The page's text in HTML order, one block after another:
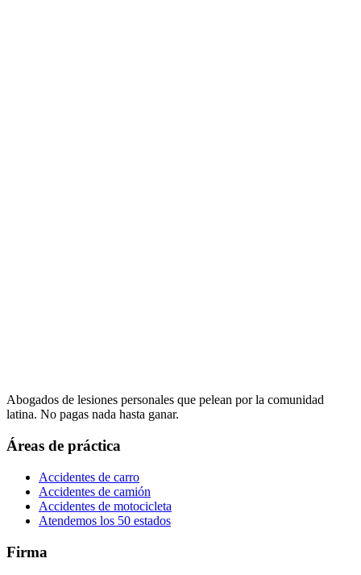
Abogados de lesiones personales que pelean por la comunidad
latina. No pagas nada hasta ganar.
Áreas de práctica
Accidentes de carro
Accidentes de camión
Accidentes de motocicleta
Atendemos los 50 estados
Firma